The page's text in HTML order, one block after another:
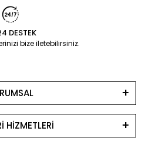
DESTEK
bize iletebilirsiniz.
HİZMETLERİ